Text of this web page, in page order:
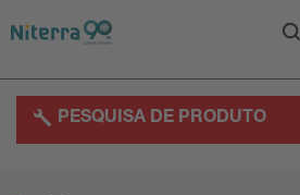
to
to
to
PESQUISA DE PRODUTO